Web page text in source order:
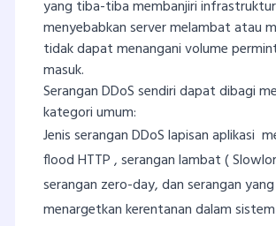
yang tiba-tiba membanjiri
menyebabkan server melambat atau
tidak dapat menangani volume
masuk.
Serangan DDoS sendiri dapat dibagi
kategori umum:
Jenis serangan DDoS lapisan aplikasi
flood HTTP , serangan lambat (
serangan zero-day, dan serangan yang
menargetkan kerentanan dalam